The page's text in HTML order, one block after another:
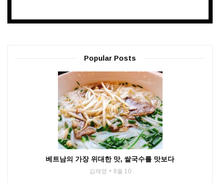
Popular Posts
베트남의 가장 위대한 맛, 쌀국수를 맛보다
김재영 8월 10